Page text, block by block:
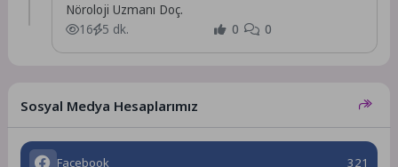
Nöroloji Uzmanı Doç.
16
5 dk. 0 0
Sosyal Medya Hesaplarımız
Facebook 321